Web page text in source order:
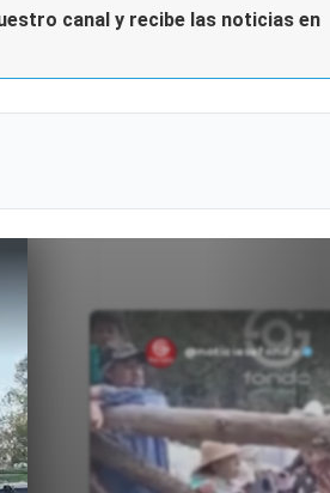
canal y recibe las noticias en
@noticiasafondo